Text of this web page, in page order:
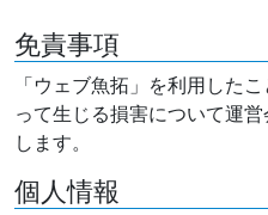
免責事項
「ウェブ魚拓」を利用した
って生じる損害について運
します。
個人情報